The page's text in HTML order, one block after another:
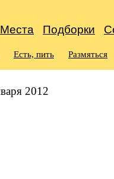
Места Подборки
Есть, пить Размяться
2012